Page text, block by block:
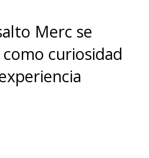
Merc se
curiosidad